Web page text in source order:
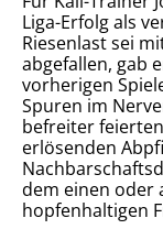
Liga-Erfolg als
Riesenlast sei
abgefallen, gab
vorherigen
Spuren im
befreiter
erlösenden
dem einen oder
hopfenhaltigen